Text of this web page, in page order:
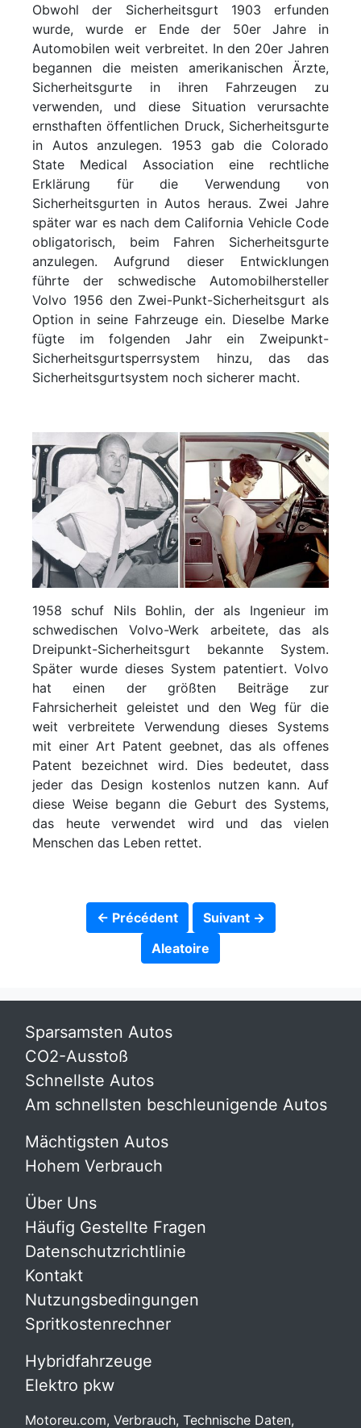
Obwohl der Sicherheitsgurt 1903 erfunden
wurde, wurde er Ende der 50er Jahre in
Automobilen weit verbreitet. In den 20er Jahren
begannen die meisten amerikanischen Ärzte,
Sicherheitsgurte in ihren Fahrzeugen zu
verwenden, und diese Situation verursachte
ernsthaften öffentlichen Druck, Sicherheitsgurte
in Autos anzulegen. 1953 gab die Colorado
State Medical Association eine rechtliche
Erklärung für die Verwendung von
Sicherheitsgurten in Autos heraus. Zwei Jahre
später war es nach dem California Vehicle Code
obligatorisch, beim Fahren Sicherheitsgurte
anzulegen. Aufgrund dieser Entwicklungen
führte der schwedische Automobilhersteller
Volvo 1956 den Zwei-Punkt-Sicherheitsgurt als
Option in seine Fahrzeuge ein. Dieselbe Marke
fügte im folgenden Jahr ein Zweipunkt-
Sicherheitsgurtsperrsystem hinzu, das das
Sicherheitsgurtsystem noch sicherer macht.
1958 schuf Nils Bohlin, der als Ingenieur im
schwedischen Volvo-Werk arbeitete, das als
Dreipunkt-Sicherheitsgurt bekannte System.
Später wurde dieses System patentiert. Volvo
hat einen der größten Beiträge zur
Fahrsicherheit geleistet und den Weg für die
weit verbreitete Verwendung dieses Systems
mit einer Art Patent geebnet, das als offenes
Patent bezeichnet wird. Dies bedeutet, dass
jeder das Design kostenlos nutzen kann. Auf
diese Weise begann die Geburt des Systems,
das heute verwendet wird und das vielen
Menschen das Leben rettet.
← Précédent
Suivant →
Aleatoire
Sparsamsten Autos
CO2-Ausstoß
Schnellste Autos
Am schnellsten beschleunigende Autos
Mächtigsten Autos
Hohem Verbrauch
Über Uns
Häufig Gestellte Fragen
Datenschutzrichtlinie
Kontakt
Nutzungsbedingungen
Spritkostenrechner
Hybridfahrzeuge
Elektro pkw
Motoreu.com, Verbrauch, Technische Daten,